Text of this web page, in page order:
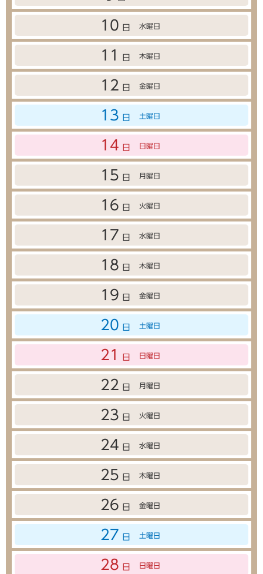
10 日 水曜日
11 日 木曜日
12 日 金曜日
13 日 土曜日
14 日 日曜日
15 日 月曜日
16 日 火曜日
17 日 水曜日
18 日 木曜日
19 日 金曜日
20 日 土曜日
21 日 日曜日
22 日 月曜日
23 日 火曜日
24 日 水曜日
25 日 木曜日
26 日 金曜日
27 日 土曜日
28 日 日曜日